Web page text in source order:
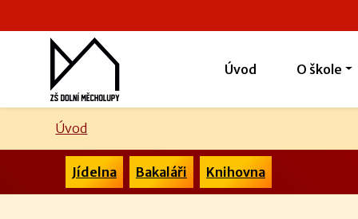
Úvod O škole
Úvod
Jídelna Bakaláři Knihovna